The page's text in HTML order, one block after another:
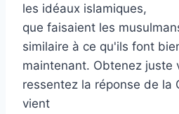
les idéaux islamiques,
que faisaient les
similaire à ce qu'ils font
maintenant. Obtenez juste
ressentez la réponse de la
vient